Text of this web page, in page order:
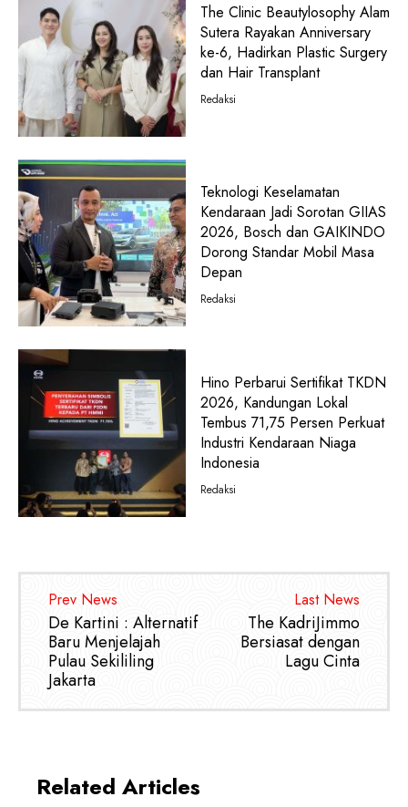
The Clinic Beautylosophy Alam
Sutera Rayakan Anniversary
ke-6, Hadirkan Plastic Surgery
dan Hair Transplant
Redaksi
Teknologi Keselamatan
Kendaraan Jadi Sorotan GIIAS
2026, Bosch dan GAIKINDO
Dorong Standar Mobil Masa
Depan
Redaksi
Hino Perbarui Sertifikat TKDN
2026, Kandungan Lokal
Tembus 71,75 Persen Perkuat
Industri Kendaraan Niaga
Indonesia
Redaksi
Prev News
De Kartini : Alternatif
Baru Menjelajah
Pulau Sekililing
Jakarta
Last News
The KadriJimmo
Bersiasat dengan
Lagu Cinta
Related Articles